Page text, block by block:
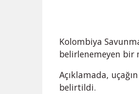
Kolombiya
belirlenemeyen
Açıklamada,
belirtildi.